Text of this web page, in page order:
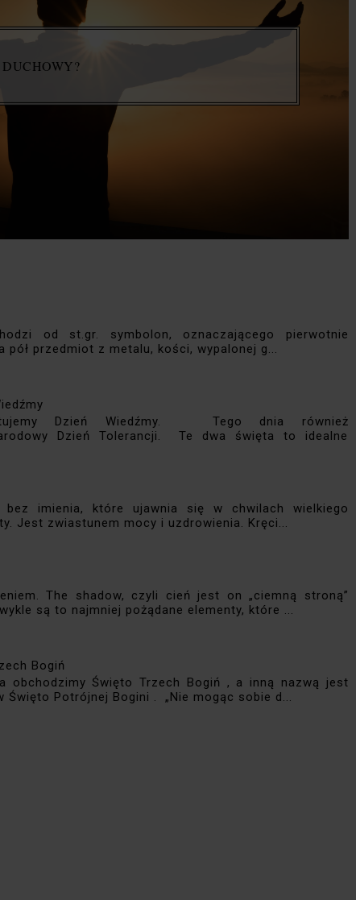
od st.gr. symbolon, oznaczającego pierwotnie
pół przedmiot z metalu, kości, wypalonej g...
Dzień Wiedźmy. Tego dnia również
Dzień Tolerancji. Te dwa święta to idealne
bez imienia, które ujawnia się w chwilach wielkiego
Jest zwiastunem mocy i uzdrowienia. Kręci...
The shadow, czyli cień jest on „ciemną stroną”
są to najmniej pożądane elementy, które ...
Bogiń
obchodzimy Święto Trzech Bogiń , a inną nazwą jest
Święto Potrójnej Bogini . „Nie mogąc sobie d...